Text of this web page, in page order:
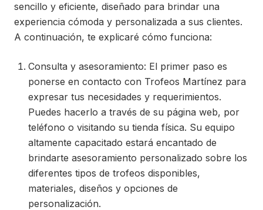
sencillo y eficiente, diseñado para brindar una
experiencia cómoda y personalizada a sus clientes.
A continuación, te explicaré cómo funciona:
Consulta y asesoramiento: El primer paso es
ponerse en contacto con Trofeos Martínez para
expresar tus necesidades y requerimientos.
Puedes hacerlo a través de su página web, por
teléfono o visitando su tienda física. Su equipo
altamente capacitado estará encantado de
brindarte asesoramiento personalizado sobre los
diferentes tipos de trofeos disponibles,
materiales, diseños y opciones de
personalización.